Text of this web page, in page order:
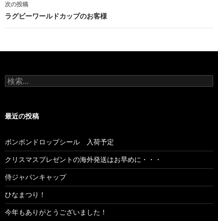
次の投稿
ラグビーワールドカップのお客様
検索:
最近の投稿
ボンボンドロップシール 入荷予定
クリスマスプレゼントの海外発送はお早めに・・・
侍ジャパンキャップ
ひなまつり！
今年もありがとうございました！